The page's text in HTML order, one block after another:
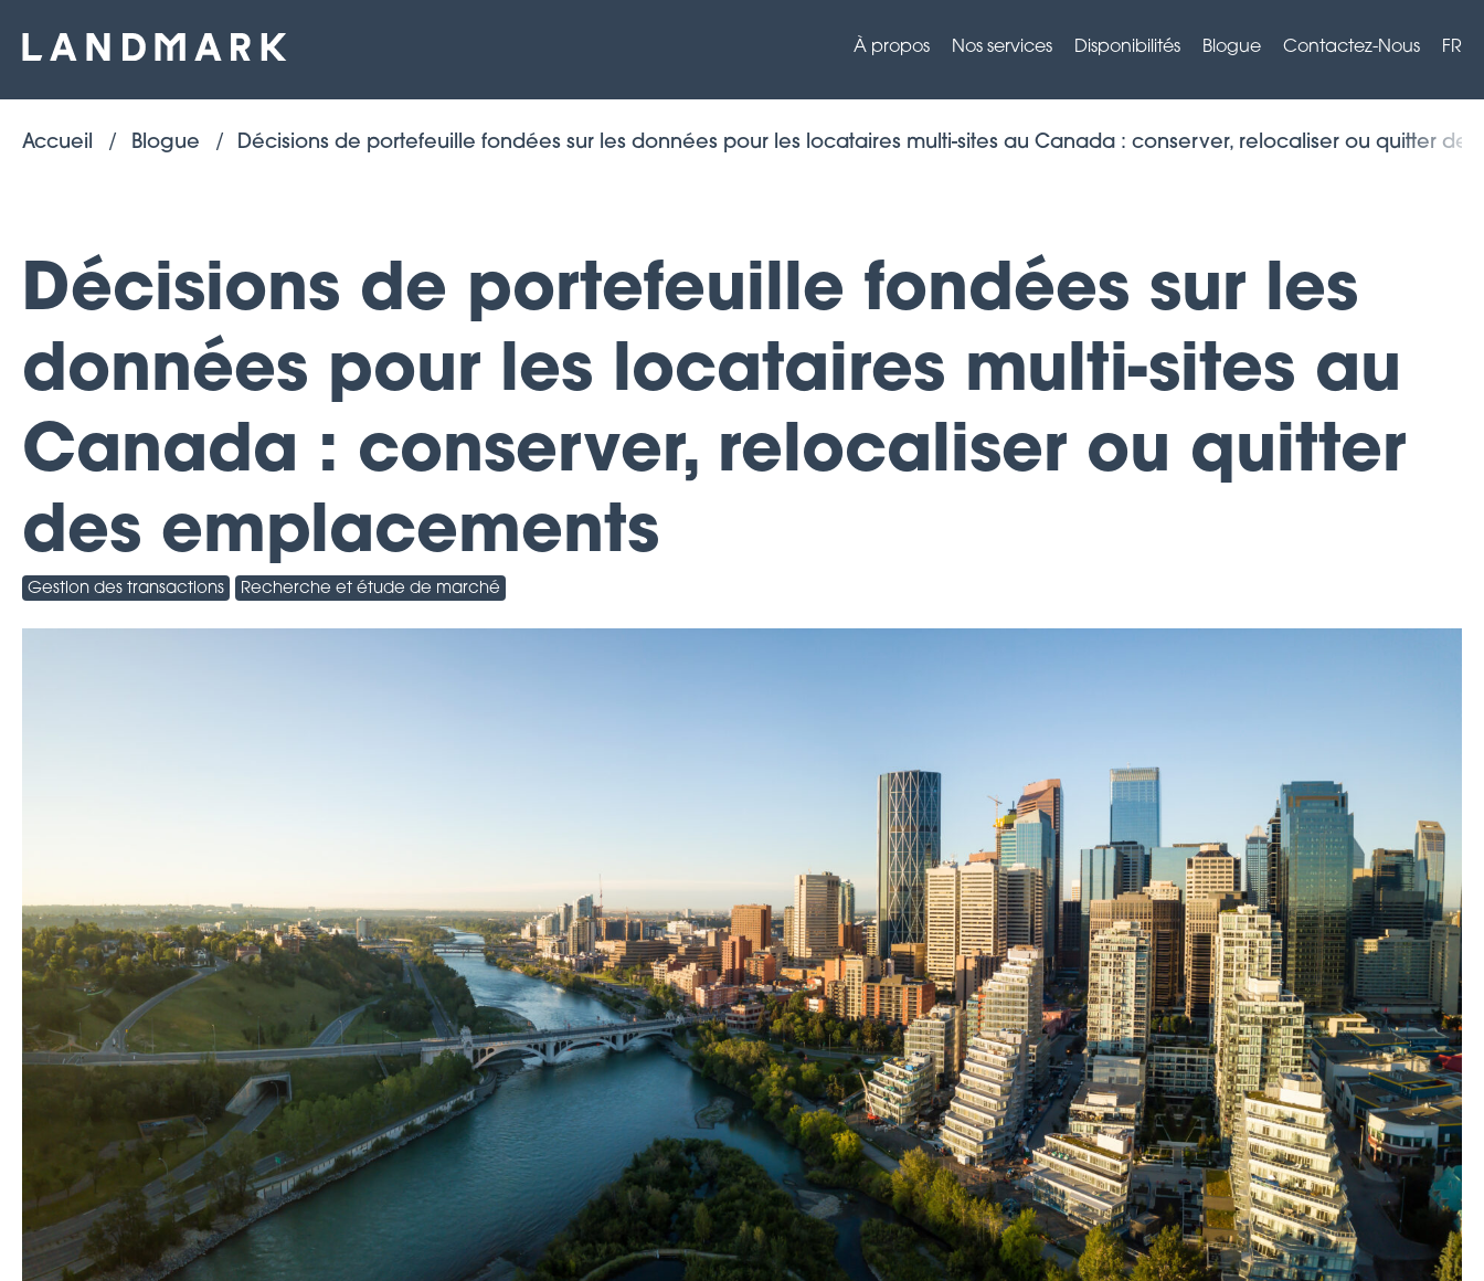
À propos Nos services Disponibilités Blogue Contactez-Nous FR
Accueil Blogue Décisions de portefeuille fondées sur les données pour les locataires multi-sites au Canada : conserver, relocaliser ou quitter
Décisions de portefeuille fondées sur les
données pour les locataires multi-sites au
Canada : conserver, relocaliser ou quitter
des emplacements
Gestion des transactions Recherche et étude de marché